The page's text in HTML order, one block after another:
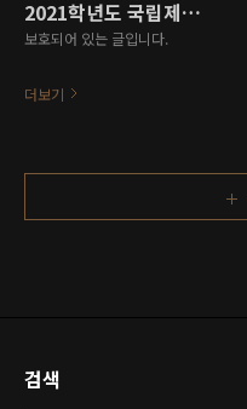
2021학년도 국립제주대학교 기초학력진단 결과 보고서
보호되어 있는 글입니다.
더보기
검색